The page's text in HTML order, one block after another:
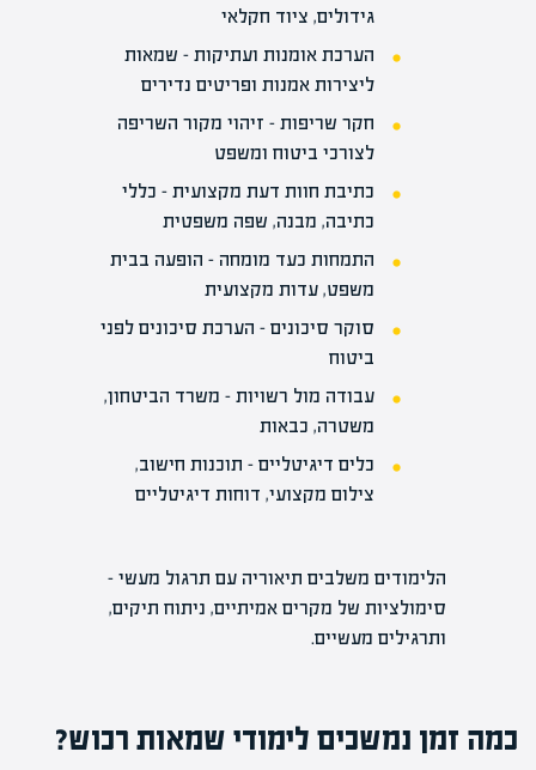
גידולים, ציוד חקלאי
הערכת אומנות ועתיקות – שמאות
ליצירות אמנות ופריטים נדירים
חקר שריפות – זיהוי מקור השריפה
לצורכי ביטוח ומשפט
כתיבת חוות דעת מקצועית – כללי
כתיבה, מבנה, שפה משפטית
התמחות כעד מומחה – הופעה בבית
משפט, עדות מקצועית
סוקר סיכונים – הערכת סיכונים לפני
ביטוח
עבודה מול רשויות – משרד הביטחון,
משטרה, כבאות
כלים דיגיטליים – תוכנות חישוב,
צילום מקצועי, דוחות דיגיטליים
הלימודים משלבים תיאוריה עם תרגול מעשי –
סימולציות של מקרים אמיתיים, ניתוח תיקים,
ותרגילים מעשיים.
כמה זמן נמשכים לימודי שמאות רכוש?